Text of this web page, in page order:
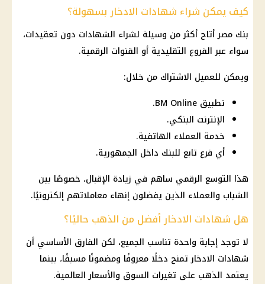
كيف يمكن شراء شهادات الادخار بسهولة؟
بنك مصر أتاح أكثر من وسيلة لشراء الشهادات دون تعقيدات،
سواء عبر الفروع التقليدية أو القنوات الرقمية.
ويمكن للعميل الاشتراك من خلال:
تطبيق BM Online.
الإنترنت البنكي.
خدمة العملاء الهاتفية.
أي فرع تابع للبنك داخل الجمهورية.
هذا التوسع الرقمي ساهم في زيادة الإقبال، خصوصًا بين
الشباب والعملاء الذين يفضلون إنهاء معاملاتهم إلكترونيًا.
هل شهادات الادخار أفضل من الذهب حاليًا؟
لا توجد إجابة واحدة تناسب الجميع، لكن الفارق الأساسي أن
شهادات الادخار تمنح دخلًا معروفًا ومضمونًا مسبقًا، بينما
يعتمد الذهب على تغيرات السوق والأسعار العالمية.